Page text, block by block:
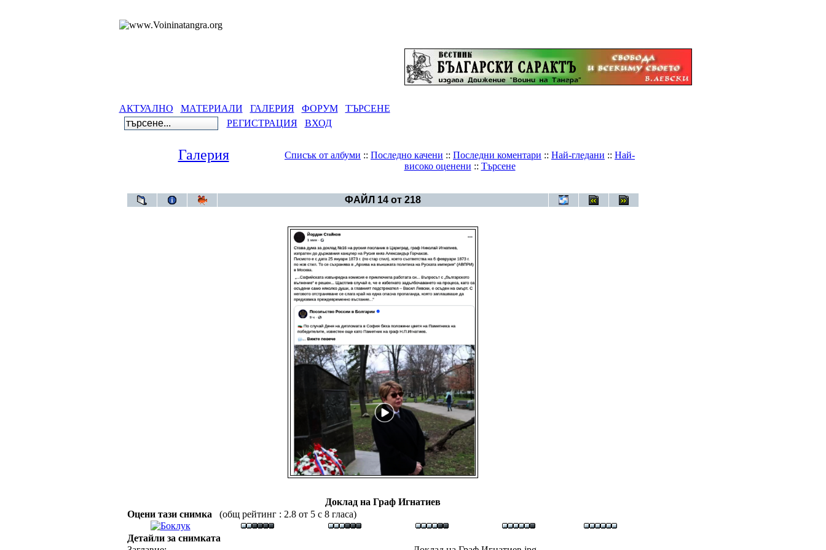
АКТУАЛНО МАТЕРИАЛИ ГАЛЕРИЯ ФОРУМ
ТЪРСЕНЕ
РЕГИСТРАЦИЯ
ВХОД
Галерия Списък от албуми :: Последно качени :: Последни коментари :: Най-гледани :: Най-
високо оценени :: Търсене
ФАЙЛ 14 от 218
Доклад на Граф Игнатиев
Оцени тази снимка
(общ рейтинг : 2.8 от 5 с 8 гласа)
Детайли за снимката